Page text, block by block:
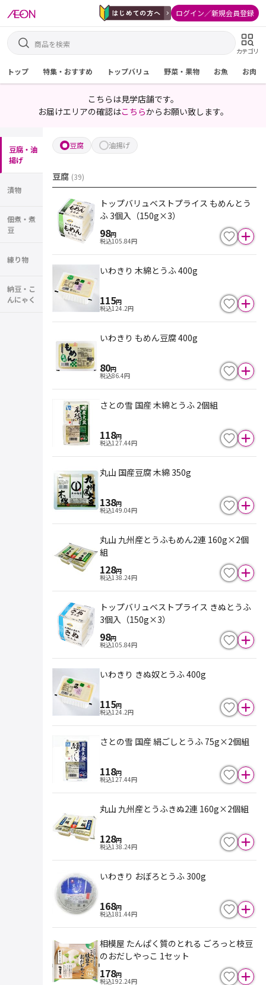
ログイン／新規会員登録
カテゴリ
トップ 特集・おすすめ トップバリュ 野菜・果物 お魚 お肉
こちらは見学店舗です。
お届けエリアの確認はこちらからお願い致します。
豆腐・油
揚げ
漬物
佃煮・煮
豆
練り物
納豆・こ
んにゃく
豆腐 油揚げ
豆腐 (39)
トップバリュベストプライス もめんとう
ふ 3個入（150g×3）
98円
税込105.84円
いわきり 木綿とうふ 400g
115円
税込124.2円
いわきり もめん豆腐 400g
80円
税込86.4円
さとの雪 国産 木綿とうふ 2個組
118円
税込127.44円
丸山 国産豆腐 木綿 350g
138円
税込149.04円
丸山 九州産とうふもめん2連 160g×2個
組
128円
税込138.24円
トップバリュベストプライス きぬとうふ
3個入（150g×3）
98円
税込105.84円
いわきり きぬ奴とうふ 400g
115円
税込124.2円
さとの雪 国産 絹ごしとうふ 75g×2個組
118円
税込127.44円
丸山 九州産とうふきぬ2連 160g×2個組
128円
税込138.24円
いわきり おぼろとうふ 300g
168円
税込181.44円
相模屋 たんぱく質のとれる ごろっと枝豆
のおだしやっこ 1セット
178円
税込192.24円